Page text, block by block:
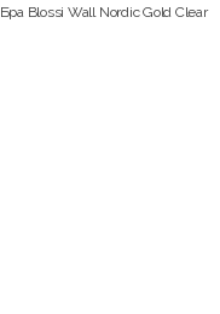
Бра Blossi Wall Nordic Gold Clear